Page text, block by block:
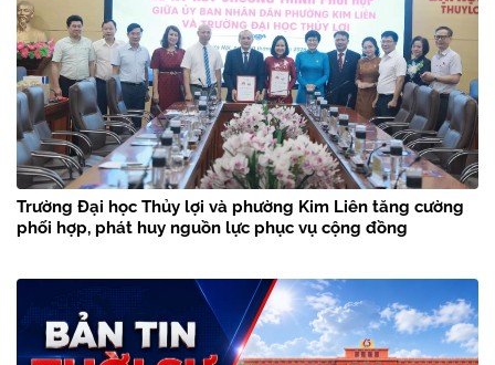
Trường Đại học Thủy lợi và phường Kim Liên tăng cường
phối hợp, phát huy nguồn lực phục vụ cộng đồng